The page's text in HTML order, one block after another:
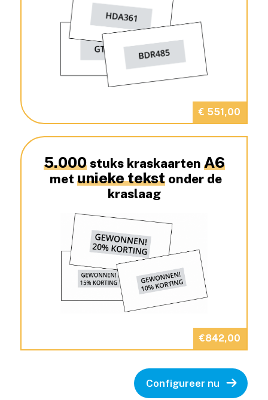
€ 551,00
5.000stuks kraskaarten A6
met unieke tekstonder de
kraslaag
€842,00
Configureer nu